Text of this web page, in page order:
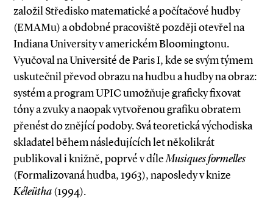
založil Středisko matematické a počítačové hudby
(EMAMu) a obdobné pracoviště později otevřel na
Indiana University v americkém Bloomingtonu.
Vyučoval na Université de Paris I, kde se svým týmem
uskutečnil převod obrazu na hudbu a hudby na obraz:
systém a program UPIC umožňuje graficky fixovat
tóny a zvuky a naopak vytvořenou grafiku obratem
přenést do znějící podoby. Svá teoretická východiska
skladatel během následujících let několikrát
publikoval i knižně, poprvé v díleMusiques for­melles
(Formalizovaná hudba, 1963), naposledy v knize
Kéleütha(1994).